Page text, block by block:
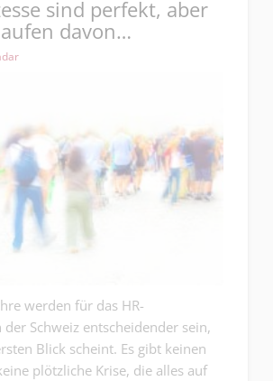
sind perfekt, aber
davon…
werden für das HR-
Schweiz entscheidender sein,
Blick scheint. Es gibt keinen
plötzliche Krise, die alles auf